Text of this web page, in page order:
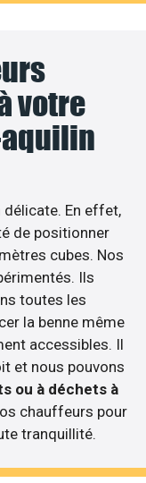
votre
délicate. En effet,
de positionner
cubes. Nos
Ils
toutes les
la benne même
accessibles. Il
et nous pouvons
ou à déchets à
chauffeurs pour
tranquillité.